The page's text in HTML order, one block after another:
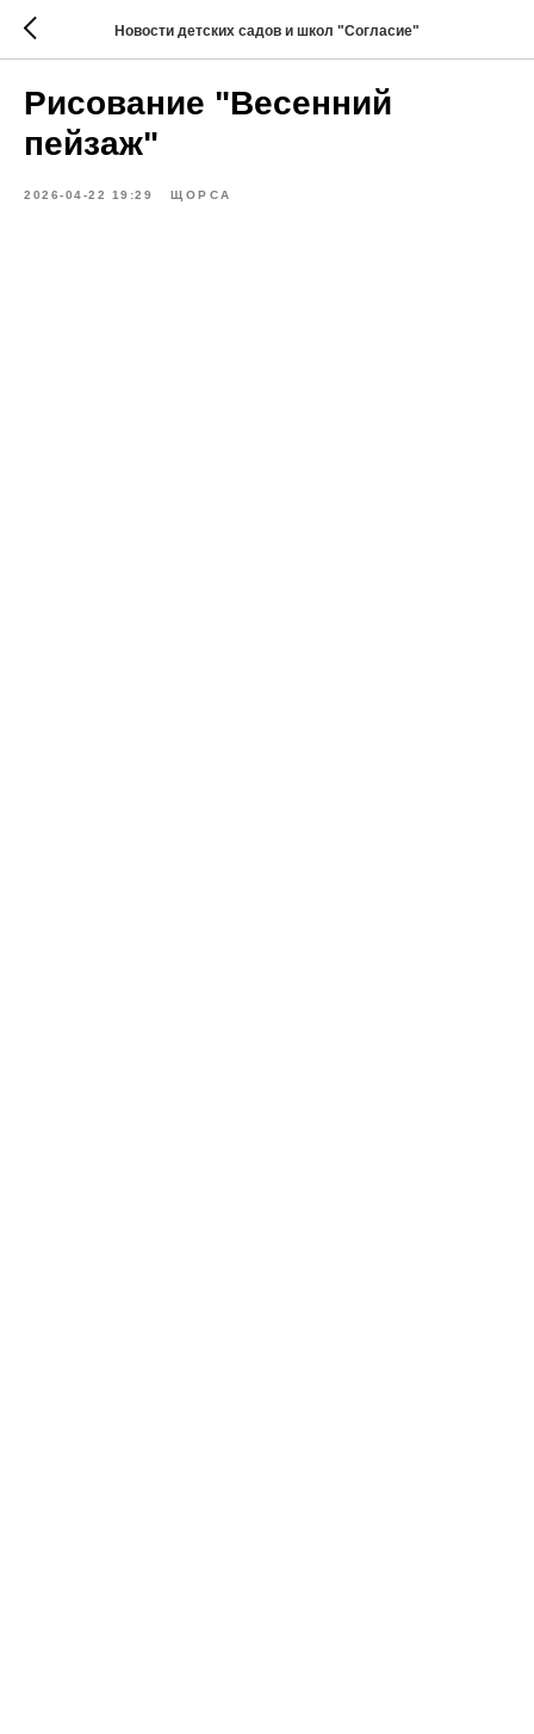
Новости детских садов и школ "Согласие"
Рисование "Весенний
пейзаж"
2026-04-22 19:29 ЩОРСА